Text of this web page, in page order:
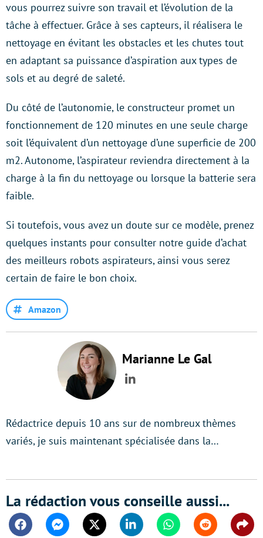
vous pourrez suivre son travail et l’évolution de la
tâche à effectuer. Grâce à ses capteurs, il réalisera le
nettoyage en évitant les obstacles et les chutes tout
en adaptant sa puissance d’aspiration aux types de
sols et au degré de saleté.
Du côté de l’autonomie, le constructeur promet un
fonctionnement de 120 minutes en une seule charge
soit l’équivalent d’un nettoyage d’une superficie de 200
m2. Autonome, l’aspirateur reviendra directement à la
charge à la fin du nettoyage ou lorsque la batterie sera
faible.
Si toutefois, vous avez un doute sur ce modèle, prenez
quelques instants pour consulter notre guide d’achat
des meilleurs robots aspirateurs, ainsi vous serez
certain de faire le bon choix.
Amazon
Marianne Le Gal
LinkedIn
Rédactrice depuis 10 ans sur de nombreux thèmes
variés, je suis maintenant spécialisée dans la…
La rédaction vous conseille aussi...
FacebookMessengerTwitter Linkedin WhatsappReddit